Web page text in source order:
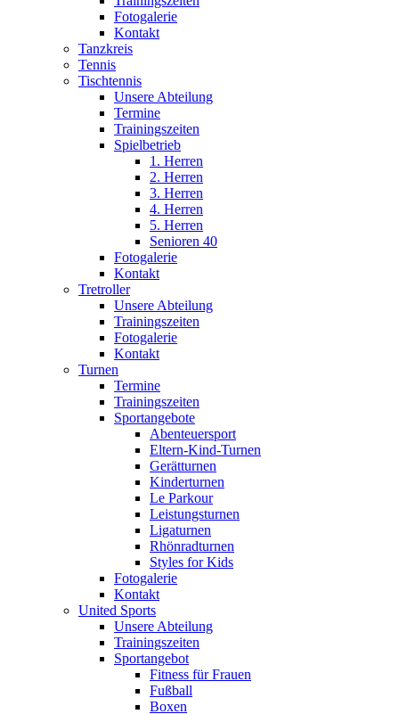
Fotogalerie
Kontakt
Tanzkreis
Tennis
Tischtennis
Unsere Abteilung
Termine
Trainingszeiten
Spielbetrieb
1. Herren
2. Herren
3. Herren
4. Herren
5. Herren
Senioren 40
Fotogalerie
Kontakt
Tretroller
Unsere Abteilung
Trainingszeiten
Fotogalerie
Kontakt
Turnen
Termine
Trainingszeiten
Sportangebote
Abenteuersport
Eltern-Kind-Turnen
Gerätturnen
Kinderturnen
Le Parkour
Leistungsturnen
Ligaturnen
Rhönradturnen
Styles for Kids
Fotogalerie
Kontakt
United Sports
Unsere Abteilung
Trainingszeiten
Sportangebot
Fitness für Frauen
Fußball
Boxen